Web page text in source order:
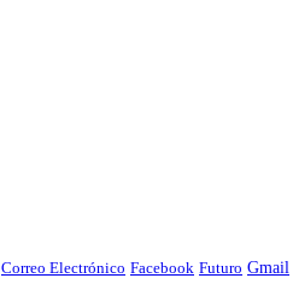
Correo Electrónico Facebook Futuro Gmail